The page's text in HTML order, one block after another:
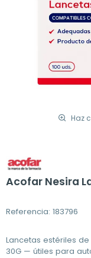
Haz
Acofar Nesira
Referencia: 183796
Lancetas estériles
30G — útiles para